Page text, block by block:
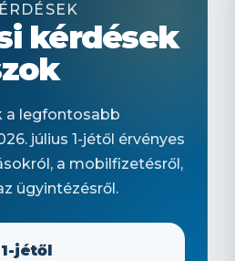
kérdések
a legfontosabb
július 1-jétől érvényes
a mobilfizetésről,
ügyintézésről.
jétől